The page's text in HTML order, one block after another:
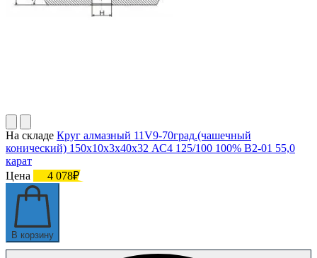
На складе Круг алмазный 11V9-70град.(чашечный
конический) 150х10х3х40х32 АС4 125/100 100% В2-01 55,0
карат
Цена
4 078₽
В корзину